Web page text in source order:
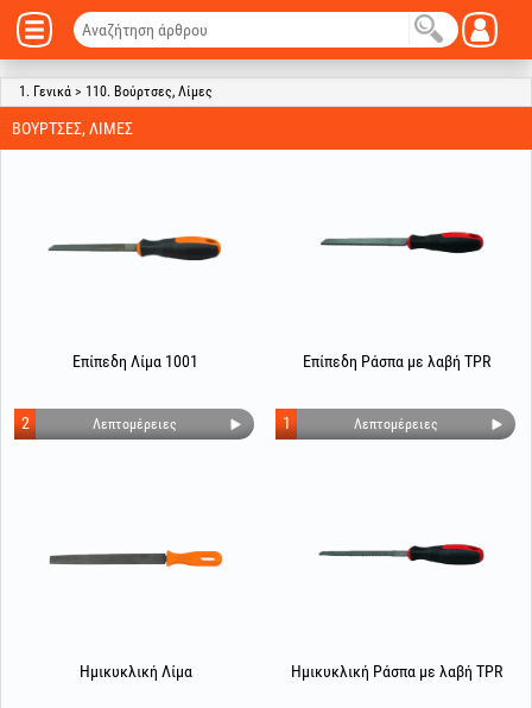
1. Γενικά > 110. Βούρτσες, Λίμες
ΒΟΎΡΤΣΕΣ, ΛΊΜΕΣ
Επίπεδη Λίμα 1001
Λεπτομέρειες
2
Επίπεδη Ράσπα με λαβή TPR
Λεπτομέρειες
1
Ημικυκλική Λίμα Ημικυκλική Ράσπα με λαβή TPR